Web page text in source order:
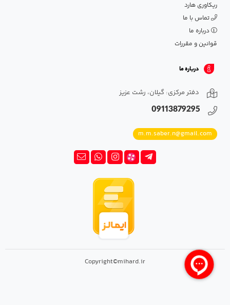
ریکاوری هارد
تماس با ما
درباره ما
قوانین و مقررات
درباره ما
دفتر مرکزی: گیلان، رشت عزیز
09113879295
m.m.saber.n@gmail.com
Copyright©mihard.ir